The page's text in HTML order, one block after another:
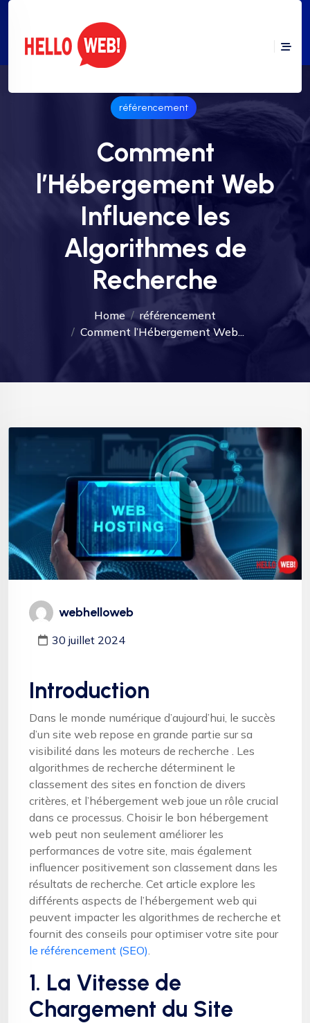
référencement
Comment
l’Hébergement Web
Influence les
Algorithmes de
Recherche
Home
référencement
Comment l’Hébergement Web...
webhelloweb
30 juillet 2024
Introduction
Dans le monde numérique d’aujourd’hui, le succès
d’un site web repose en grande partie sur sa
visibilité dans les moteurs de recherche . Les
algorithmes de recherche déterminent le
classement des sites en fonction de divers
critères, et l’hébergement web joue un rôle crucial
dans ce processus. Choisir le bon hébergement
web peut non seulement améliorer les
performances de votre site, mais également
influencer positivement son classement dans les
résultats de recherche. Cet article explore les
différents aspects de l’hébergement web qui
peuvent impacter les algorithmes de recherche et
fournit des conseils pour optimiser votre site pour
le référencement (SEO)
1. La Vitesse de
Chargement du Site